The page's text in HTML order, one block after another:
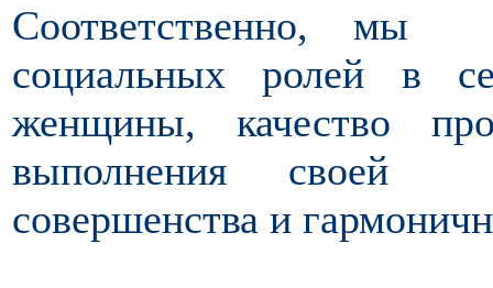
Соответственно, мы
социальных ролей в
женщины, качество
выполнения своей
совершенства и